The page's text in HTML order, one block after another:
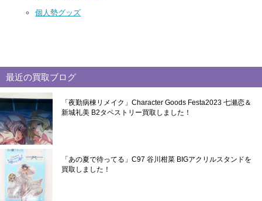
個人勢グッズ
最近の買取ブログ
「夜勤病棟リメイク」Character Goods Festa2023 七瀬恋＆
新城礼美 B2タペストリー買取しました！
「あの夏で待ってる」C97 谷川柑菜 BIGアクリルスタンドを
買取しました！